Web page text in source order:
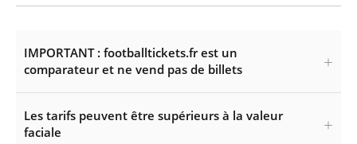
IMPORTANT : footballtickets.fr est un
comparateur et ne vend pas de billets
Les tarifs peuvent être supérieurs à la valeur
faciale